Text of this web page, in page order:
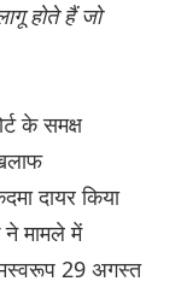
होते हैं जो
के समक्ष
दायर किया
ने मामले में
29 अगस्त